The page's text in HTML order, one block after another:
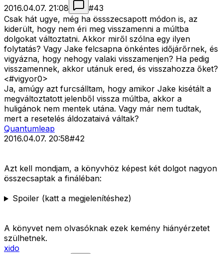
2016.04.07. 21:08
#43
Csak hát ugye, még ha össszecsapott módon is, az
kiderült, hogy nem éri meg visszamenni a múltba
dolgokat változtatni. Akkor miről szólna egy ilyen
folytatás? Vagy Jake felcsapna önkéntes időjárőrnek, és
vigyázna, hogy nehogy valaki visszamenjen? Ha pedig
visszamennek, akkor utánuk ered, és visszahozza őket?
<#vigyor0>
Ja, amúgy azt furcsálltam, hogy amikor Jake kisétált a
megváltoztatott jelenből vissza múltba, akkor a
huligánok nem mentek utána. Vagy már nem tudtak,
mert a resetelés áldozataivá váltak?
Quantumleap
2016.04.07. 20:58#42
Azt kell mondjam, a könyvhöz képest két dolgot nagyon
összecsaptak a fináléban:
Spoiler (katt a megjelenítéshez)
A könyvet nem olvasóknak ezek kemény hiányérzetet
szülhetnek.
xido